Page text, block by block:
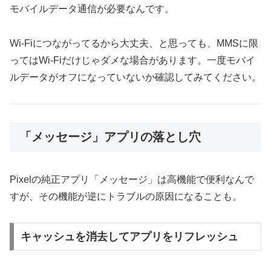
モバイルデータ通信が必要なんです。
Wi-Fiにつながってるから大丈夫、と思っても、MMSに限
ってはWi-Fiだけじゃダメな場合があります。一度モバイ
ルデータがオフになっていないか確認してみてください。
「メッセージ」アプリの落とし穴
Pixelの純正アプリ「メッセージ」は高機能で便利なんで
すが、その機能が逆にトラブルの原因になることも。
キャッシュを消去してアプリをリフレッシュ